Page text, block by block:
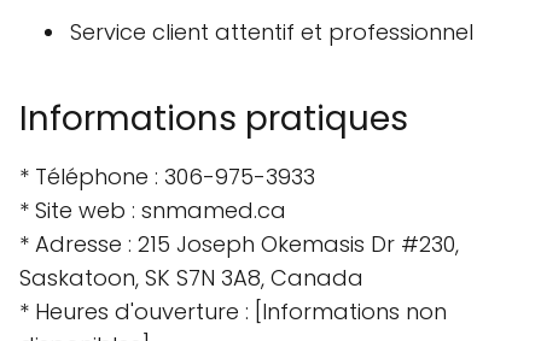
Service client attentif et professionnel
Informations pratiques
* Téléphone : 306-975-3933
* Site web : snmamed.ca
* Adresse : 215 Joseph Okemasis Dr #230,
Saskatoon, SK S7N 3A8, Canada
* Heures d'ouverture : [Informations non